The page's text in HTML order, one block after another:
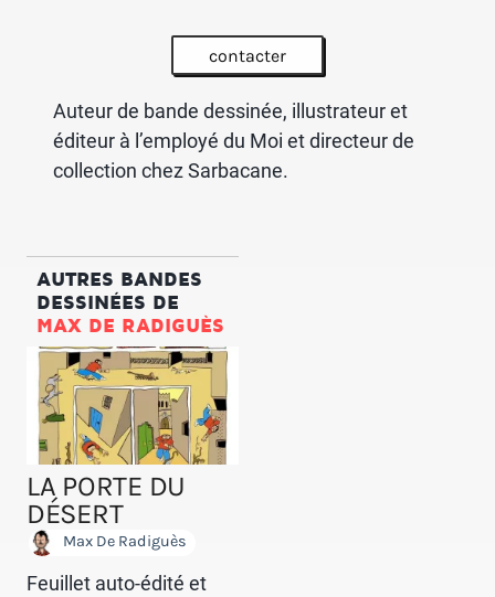
contacter
Auteur de bande dessinée, illustrateur et
éditeur à l’employé du Moi et directeur de
collection chez Sarbacane.
AUTRES BANDES
DESSINÉES DE
MAX DE RADIGUÈS
LA PORTE DU
DÉSERT
Max De Radiguès
Feuillet auto-édité et